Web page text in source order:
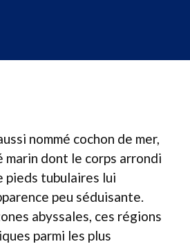
nommé cochon de mer,
dont le corps arrondi
pieds tubulaires lui
peu séduisante.
abyssales, ces régions
parmi les plus